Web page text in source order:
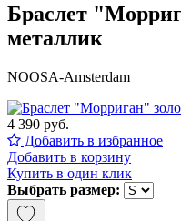
Браслет
металлик
NOOSA-Amsterdam
4 390 руб.
Добавить в избранное
Добавить в корзину
Купить в один клик
Выбрать размер: